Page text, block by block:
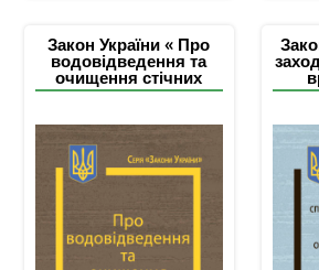
Закон України « Про
водовідведення та
очищення стічних
вод»
на